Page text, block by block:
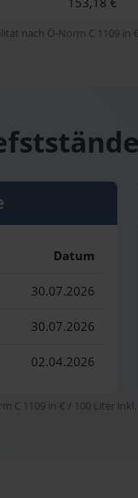
nach Ö-Norm C 1109
Datum
30.07.2026
30.07.2026
02.04.2026
C 1109 in € / 100 Liter